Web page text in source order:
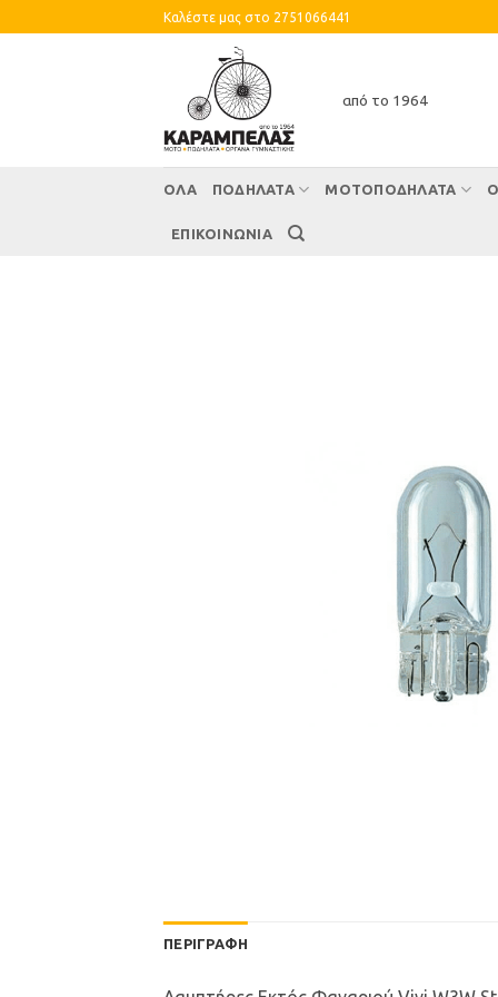
to
Καλέστε μας στο 2751066441
από το 1964
ΌΛΑ ΠΟΔΗΛΑΤΑ ΜΟΤΟΠΟΔΗΛΑΤΑ
ΕΠΙΚΟΙΝΩΝΙΑ
ΠΕΡΙΓΡΑΦΉ